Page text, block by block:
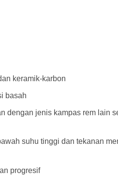
keramik-karbon
basah
dengan jenis kampas rem lain
suhu tinggi dan tekanan
progresif